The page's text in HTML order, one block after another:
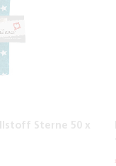
Sterne 50 x